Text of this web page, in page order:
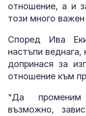
отношение, а и
този много
Според Ива
настъпи
допринася за
отношение към
"Да
възможно,